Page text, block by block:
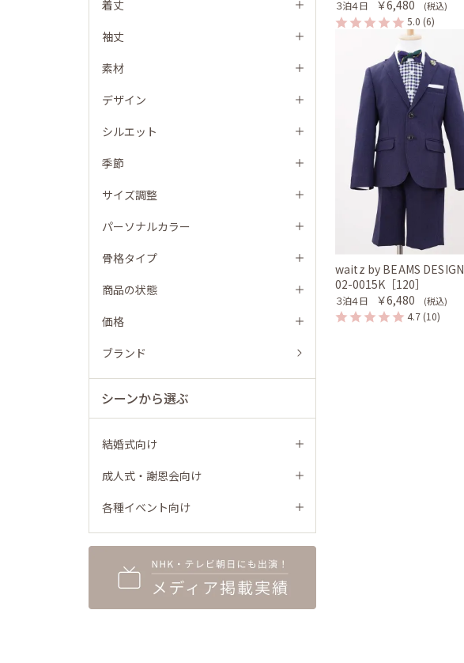
着丈
袖丈
素材
デザイン
シルエット
季節
サイズ調整
パーソナルカラー
骨格タイプ
商品の状態
価格
ブランド
シーンから選ぶ
結婚式向け
成人式・謝恩会向け
各種イベント向け
３泊４日 ￥6,480 (税込)
5.0 (6)
waitz by BEAMS DESIGN
02-0015K［120］
３泊４日 ￥6,480 (税込)
4.7 (10)